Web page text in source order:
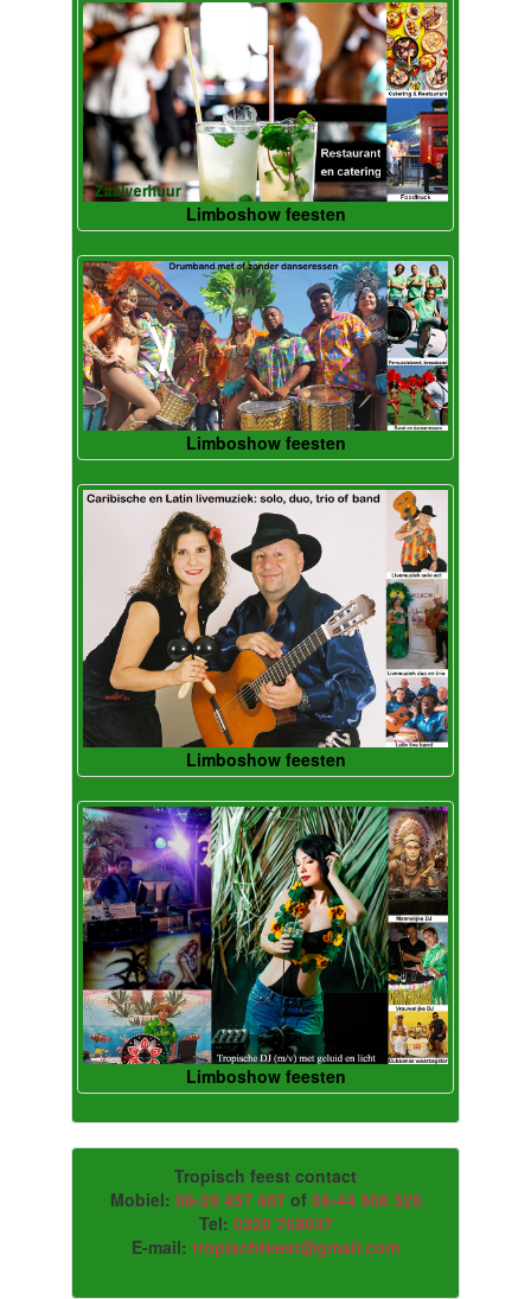
Limboshow feesten
Limboshow feesten
Limboshow feesten
Limboshow feesten
Tropisch feest contact
Mobiel: 06-29 457 407of 06-44 508 525
Tel: 0320 769037
E-mail: tropischfeest@gmail.com